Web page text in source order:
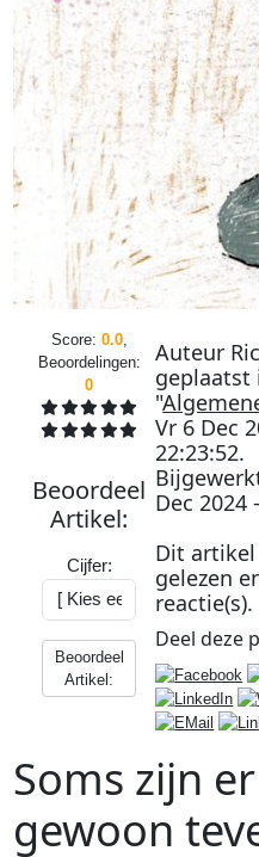
Score: 0.0,
Beoordelingen:
0
Beoordeel
Artikel:
Cijfer:
Beoordeel
Artikel:
Auteur
geplaatst
"
Vr 6 Dec
22:23:52.
Dec 2024
Dit artikel
gelezen
reactie(s).
Deel deze
Soms zijn er
gewoon